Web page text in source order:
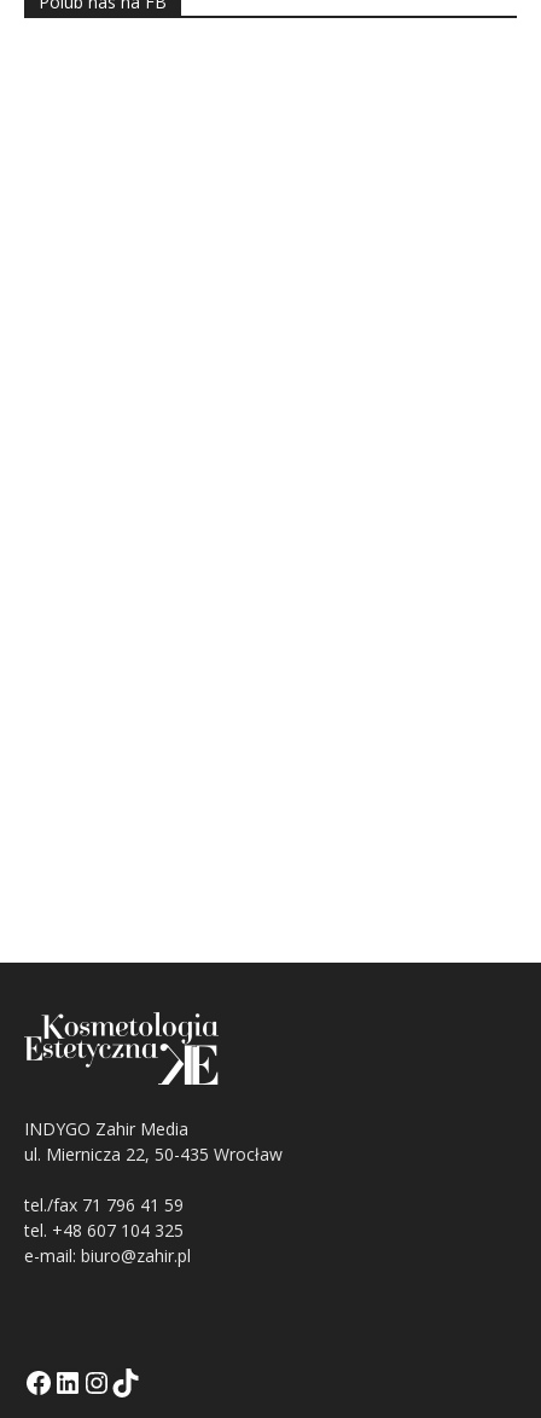
INDYGO Zahir Media
ul. Miernicza 22, 50-435 Wrocław
tel./fax 71 796 41 59
tel. +48 607 104 325
e-mail: biuro@zahir.pl
Facebook
LinkedIn
Tik Tok KEInstagramm KE